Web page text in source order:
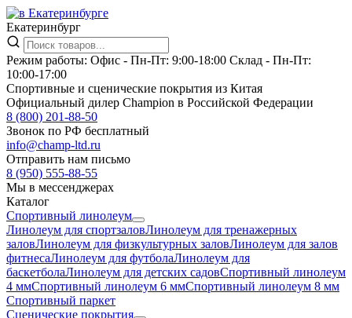
Екатеринбург
Режим работы: Офис - Пн-Пт: 9:00-18:00 Склад - Пн-Пт:
10:00-17:00
Спортивные и сценические покрытия из Китая
Официальный дилер Champion в Российской Федерации
8 (800) 201-88-50
Звонок по РФ бесплатный
info@champ-ltd.ru
Отправить нам письмо
8 (950) 555-88-55
Мы в мессенджерах
Каталог
Спортивный линолеум
Линолеум для спортзаловЛинолеум для тренажерных
заловЛинолеум для физкультурных заловЛинолеум для залов
фитнесаЛинолеум для футболаЛинолеум для
баскетболаЛинолеум для детских садовСпортивный линолеум
4 ммСпортивный линолеум 6 ммСпортивный линолеум 8 мм
Спортивный паркет
Сценические покрытия